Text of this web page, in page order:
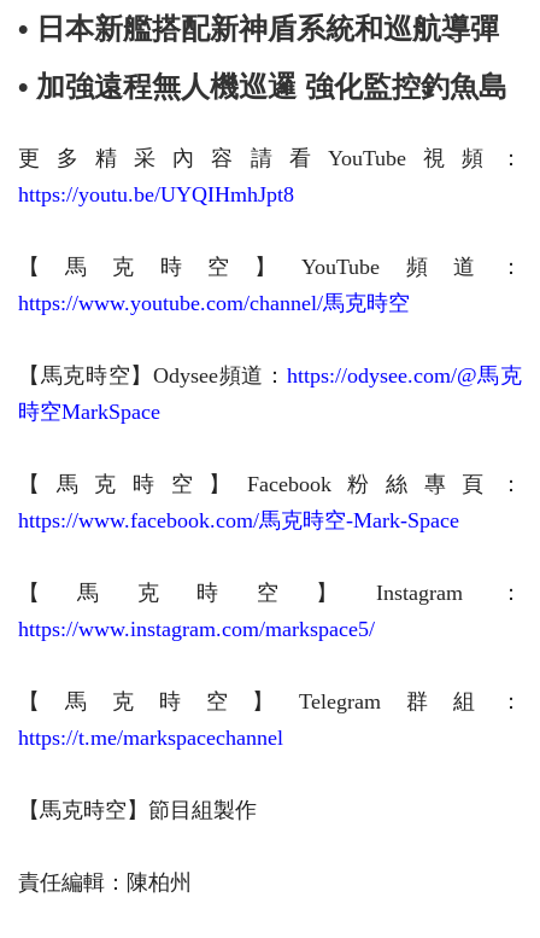
• 日本新艦搭配新神盾系統和巡航導彈
• 加強遠程無人機巡邏 強化監控釣魚島
更多精采內容請看YouTube視頻：
https://youtu.be/UYQIHmhJpt8
【馬克時空】YouTube頻道：
https://www.youtube.com/channel/馬克時空
【馬克時空】Odysee頻道： https://odysee.com/@馬克
時空MarkSpace
【馬克時空】Facebook粉絲專頁：
https://www.facebook.com/馬克時空-Mark-Space
【馬克時空】 Instagram：
https://www.instagram.com/markspace5/
【馬克時空】Telegram群組：
https://t.me/markspacechannel
【馬克時空】節目組製作
責任編輯：陳柏州